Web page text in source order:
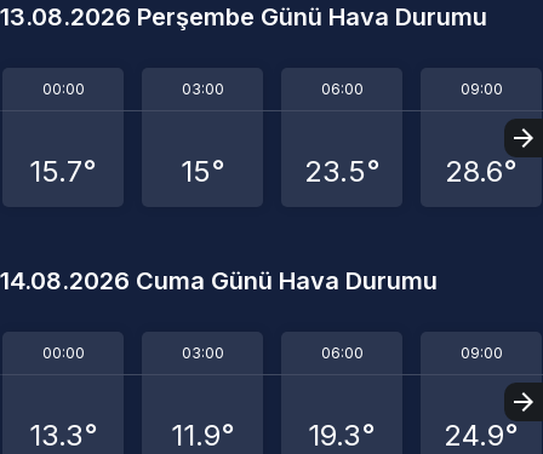
13.08.2026 Perşembe Günü Hava Durumu
00:00
15.7°
03:00
15°
06:00
23.5°
09:00
28.6°
14.08.2026 Cuma Günü Hava Durumu
00:00
13.3°
03:00
11.9°
06:00
19.3°
09:00
24.9°